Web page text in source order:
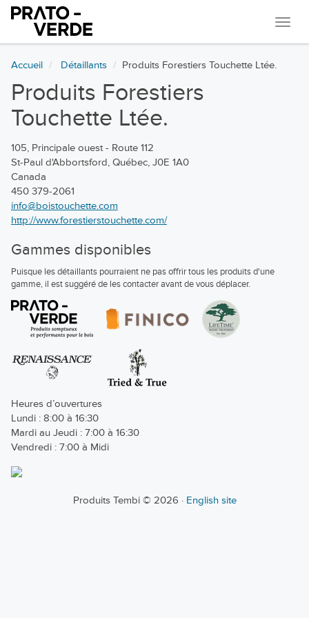
Accueil Détaillants Produits Forestiers Touchette Ltée.
Produits Forestiers
Touchette Ltée.
105, Principale ouest - Route 112
St-Paul d'Abbortsford, Québec, J0E 1A0
Canada
450 379-2061
info@boistouchette.com
http://www.forestierstouchette.com/
Gammes disponibles
Puisque les détaillants pourraient ne pas offrir tous les produits d'une
gamme, il est suggéré de les contacter avant de vous déplacer.
Heures d’ouvertures
Lundi : 8:00 à 16:30
Mardi au Jeudi : 7:00 à 16:30
Vendredi : 7:00 à Midi
Produits Tembi © 2026 · English site